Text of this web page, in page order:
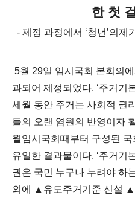
한 첫
- 제정 과정에서 ‘청년’의제
5월 29일 임시국회 본회의
과되어 제정되었다. ‘주거기
세월 동안 주거는 사회적 권
들의 오랜 염원의 반영이자
월임시국회때부터 구성된
유일한 결과물이다. ‘주거기
권은 국민 누구나 누려야 하
외에 ▲유도주거기준 신설 ▲